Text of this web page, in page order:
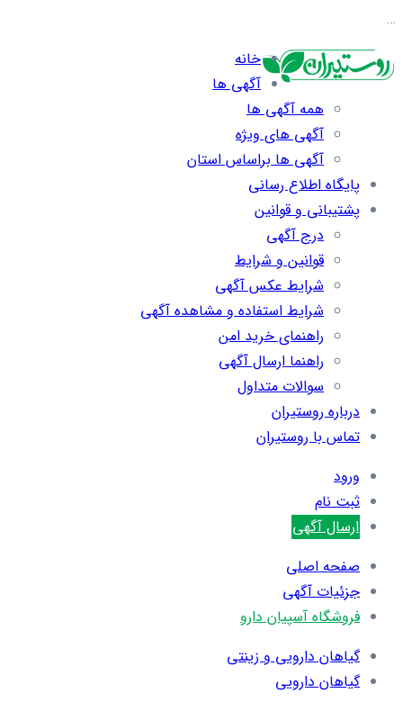
…
خانه
آگهی ها
همه آگهی ها
آگهی های ویژه
آگهی ها براساس استان
پایگاه اطلاع رسانی
پشتیبانی و قوانین
درج آگهی
قوانین و شرایط
شرایط عکس آگهی
شرایط استفاده و مشاهده آگهی
راهنمای خرید امن
راهنما ارسال آگهی
سوالات متداول
درباره روستیران
تماس با روستیران
ورود
ثبت نام
ارسال آگهی
صفحه اصلی
جزئیات آگهی
فروشگاه آسپیان دارو
گیاهان دارویی و زینتی
گیاهان دارویی